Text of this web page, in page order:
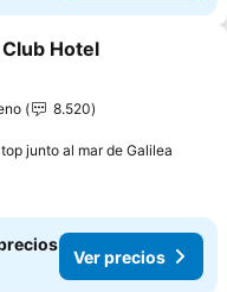
a favoritos
Hotel
8.520
junto al mar de Galilea
Ver precios